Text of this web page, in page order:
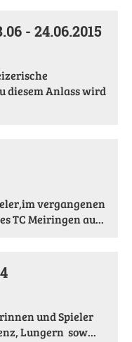
- 24.06.2015
diesem Anlass wird
vergangenen
TC Meiringen au...
und Spieler
Lungern sow...